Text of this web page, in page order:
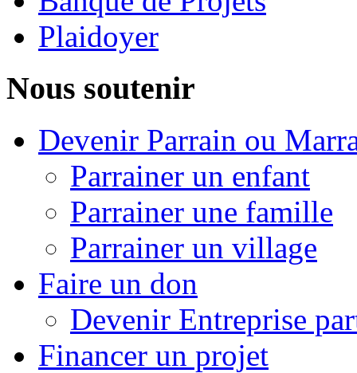
Plaidoyer
Nous soutenir
Devenir Parrain ou
Parrainer un enfant
Parrainer une famille
Parrainer un village
Faire un don
Devenir Entreprise
Financer un projet